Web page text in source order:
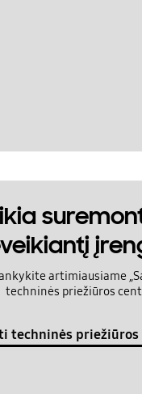
artimiausiame
techninės priežiūros
techninės